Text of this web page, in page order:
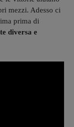
mezzi. Adesso ci
prima di
diversa e